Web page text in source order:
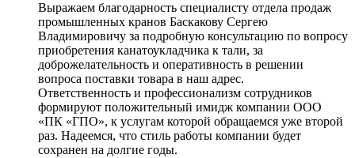
Выражаем благодарность специалисту отдела продаж
промышленных кранов Баскакову Сергею
Владимировичу за подробную консультацию по вопросу
приобретения канатоукладчика к тали, за
доброжелательность и оперативность в решении
вопроса поставки товара в наш адрес.
Ответственность и профессионализм сотрудников
формируют положительный имидж компании ООО
«ПК «ГПО», к услугам которой обращаемся уже второй
раз. Надеемся, что стиль работы компании будет
сохранен на долгие годы.